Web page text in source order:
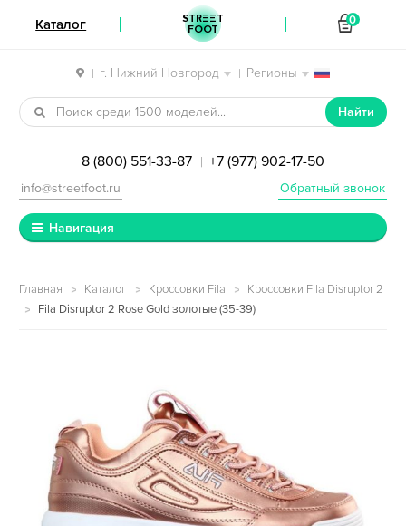
| г. Нижний Новгород | Регионы
Перейти к навигации
Перейти к содержимому
Найти
8 (800) 551-33-87 | +7 (977) 902-17-50
Обратный звонок
info@streetfoot.ru
Навигация
Главная Каталог Кроссовки Fila
Кроссовки Fila Disruptor 2
Fila Disruptor 2 Rose Gold золотые (35-39)
Каталог STREET
FOOT
0